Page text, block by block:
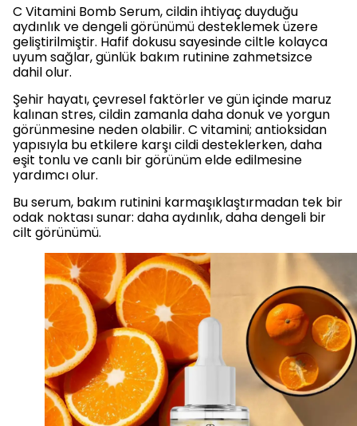
C Vitamini Bomb Serum, cildin ihtiyaç duyduğu
aydınlık ve dengeli görünümü desteklemek üzere
geliştirilmiştir. Hafif dokusu sayesinde ciltle kolayca
uyum sağlar, günlük bakım rutinine zahmetsizce
dahil olur.
Şehir hayatı, çevresel faktörler ve gün içinde maruz
kalınan stres, cildin zamanla daha donuk ve yorgun
görünmesine neden olabilir. C vitamini; antioksidan
yapısıyla bu etkilere karşı cildi desteklerken, daha
eşit tonlu ve canlı bir görünüm elde edilmesine
yardımcı olur.
Bu serum, bakım rutinini karmaşıklaştırmadan tek bir
odak noktası sunar: daha aydınlık, daha dengeli bir
cilt görünümü.